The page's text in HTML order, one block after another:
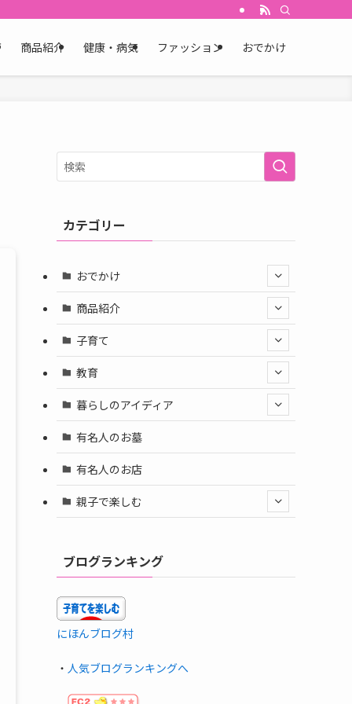
商品紹介 健康・病気 ファッション おでかけ
カテゴリー
おでかけ
商品紹介
子育て
教育
暮らしのアイディア
有名人のお墓
有名人のお店
親子で楽しむ
ブログランキング
にほんブログ村
・ 人気ブログランキングへ